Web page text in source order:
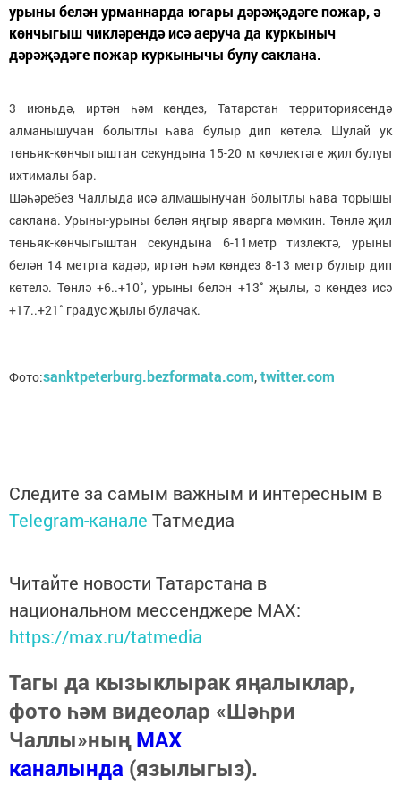
урыны белән урманнарда югары дәрәҗәдәге пожар, ә
көнчыгыш чикләрендә исә аеруча да куркыныч
дәрәҗәдәге пожар куркынычы булу саклана.
3 июньдә, иртән һәм көндез, Татарстан территориясендә
алманышучан болытлы һава булыр дип көтелә. Шулай ук
төньяк-көнчыгыштан секундына 15-20 м көчлектәге җил булуы
ихтималы бар.
Шәһәребез Чаллыда исә алмашынучан болытлы һава торышы
саклана. Урыны-урыны белән яңгыр яварга мөмкин. Төнлә җил
төньяк-көнчыгыштан секундына 6-11метр тизлектә, урыны
белән 14 метрга кадәр, иртән һәм көндез 8-13 метр булыр дип
көтелә. Төнлә +6..+10˚, урыны белән +13˚ җылы, ә көндез исә
+17..+21˚ градус җылы булачак.
Фото:sanktpeterburg.bezformata.com,twitter.com
Следите за самым важным и интересным в
Telegram-канале Татмедиа
Читайте новости Татарстана в
национальном мессенджере MАХ:
https://max.ru/tatmedia
Тагы да кызыклырак яңалыклар,
фото һәм видеолар «Шәһри
Чаллы»ныңMAX
каналында (язылыгыз).